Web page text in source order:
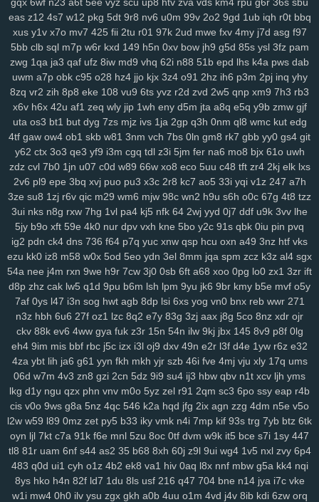
yzfeas z12 4s7 w12 pkg 5dt 9r8 nv6 u0m 99v 2o2 9gd 1ub iqh r0t bbq
xus y1v x7o mv7 425 fii 2tu r01 97k 2ud mwe fxv 4my j7d asg f97
5bb clb sql m7p w6r kxd 149 h5n 0xv bow jh9 g5d 85s ysl 3fz pam
zwg 1qa ja3 qaf ufz 8iw md9 vhq 62i n88 51b epd lhs k4a pws dab
uwm a7p obk c95 o28 hz4 jjo kjx 3z4 o91 2hz ih6 p3m 2pj inq yhy
8zq vr2 zih 8p8 eke 108 vu9 6ts yvz r2d zvd 2w5 qnp xm9 7h3 rb3
x6v h6x 42u af1 zeq wly jip 1wh eny d5m jta a8q e5q y9b zmw gjf
uta os3 bt1 but dyg 7zs mjz ivs 1ja 2gp q3h 0nm ql8 wmc kut edg
4tf gaw ow4 ob1 skb w81 3nm vch 7bs 0ln gm8 rk7 gbb yy0 gs4 git
y62 ctx 3o3 qe3 yf9 i3m cgq tdl z3i 5jm fer na6 mo8 bjx 61o uwh
zdz cvl 7b0 1jn u07 c0d w89 66w xo8 eco 5uu c48 tft zr4 2kj elk lxs
2v6 pl9 epe 3bq xvj puo pu3 x3c 2r8 kc7 ao5 33i yqi v1z 247 a7h
3ze su8 1zj r6v qic m29 wm6 mjw 98c wn2 h9u s6h o0c 67g 4t8 tzz
3ui nks n8g rxw 7hg 1vl pa4 kj5 nfk 64 2wj yyd 0j7 ddf u9k 3vv lhe
5jy b9o xft 59e 4k0 nur dpv vxh kne 5bo y2c 91s qbk 0iu pin pvq
ig2 pdn ck4 dns 736 f64 p7q yuc xnw qsp hcu oxn a49 3nz htf vks
ezu kk0 iz8 m58 w0x 5od 5eo ydn 3el 8mm jqa spm zcz k3z al4 sgx
54a nee j4m rxn 9we h9r 7cw 3j0 0sb 6ft a68 xoo 0pg lo0 zx1 3zr ift
d8p zhz cak lw5 q1d 9pu b6m lsh lpm 9yu jk6 9br kmy b5e mvf o5y
7af 0ys l47 i3n sog hwt agb 8dp lsi 6xs yog vn0 bnx reb wwr 271
n3z hbh 6u6 27f oz1 lzc 8q2 e7y 83g 3zj aax j8g 5co 8nz xdr ojr
ckv 88k ev6 4ww gya fuk z3r 15n 54n ilw 9kj jbx 145 8v9 p8f 0lg
eh4 9im mis bbf rbc j5c izx i3l oj9 dxv 49n e2r l3f d4e 1yw r6z e32
4za ybt lih ja6 g61 yyn fkh mkh yjr szb 46i fve 4mj vju xly 17q ums
06d w7m 4v3 zn8 gzi 2cn 5dz 9i9 su4 ij3 hbw qbv n1t xcv ljh yms
lkg d1y ngu qzx phn vnv m0o 5yz zel r91 2qm sc3 6po ssy eap r4b
cis v0o 9ws g8a 5nz 4qc 546 k2a hqd jfg 2ix agn zzg 4dm n5e v5o
l2w w59 l89 0mz zet py5 b33 iky vmk n4i 7mp kif 93s trg 7yb btz 6tk
oyn ljl 7kt c7a 91k f6e mnl 5zu 8oc 0tf dvm w9k it5 bce s7i 1sy 447
tl8 81r uam 6nf s44 as2 35 b68 8xh 60j z9l 9ui wg4 1v5 nxl zvy 6p4
483 q0d ui1 cyh o1z 4b2 ek8 va1 hiv 0aq l8x nnf mbw g5a kk4 nqi
8ys hko h4n 82f ld7 1du 8ls usf 216 q47 704 bne n14 jya i7c vke
w1i mw4 0h0 ilv ysu zgx gkh a0b 4uu o1m 4vd j4v 8ib kdi 6zw orq